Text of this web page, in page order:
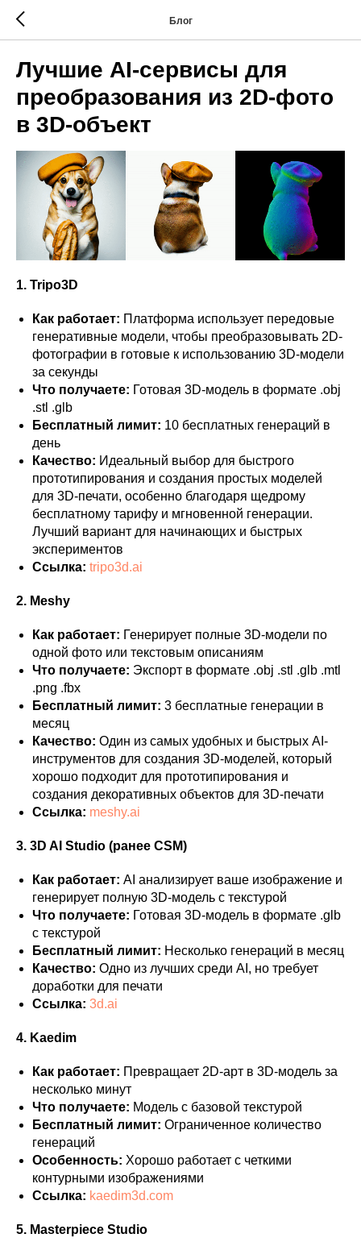
Блог
Лучшие AI-сервисы для
преобразования из 2D-фото
в 3D-объект
1. Tripo3D
Как работает: Платформа использует передовые
генеративные модели, чтобы преобразовывать 2D-
фотографии в готовые к использованию 3D-модели
за секунды
Что получаете: Готовая 3D-модель в формате .obj
.stl .glb
Бесплатный лимит: 10 бесплатных генераций в
день
Качество: Идеальный выбор для быстрого
прототипирования и создания простых моделей
для 3D-печати, особенно благодаря щедрому
бесплатному тарифу и мгновенной генерации.
Лучший вариант для начинающих и быстрых
экспериментов
Ссылка: tripo3d.ai
2. Meshy
Как работает: Генерирует полные 3D-модели по
одной фото или текстовым описаниям
Что получаете: Экспорт в формате .obj .stl .glb .mtl
.png .fbx
Бесплатный лимит: 3 бесплатные генерации в
месяц
Качество: Один из самых удобных и быстрых AI-
инструментов для создания 3D-моделей, который
хорошо подходит для прототипирования и
создания декоративных объектов для 3D-печати
Ссылка: meshy.ai
3. 3D AI Studio (ранее CSM)
Как работает: AI анализирует ваше изображение и
генерирует полную 3D-модель с текстурой
Что получаете: Готовая 3D-модель в формате .glb
с текстурой
Бесплатный лимит: Несколько генераций в месяц
Качество: Одно из лучших среди AI, но требует
доработки для печати
Ссылка: 3d.ai
4. Kaedim
Как работает: Превращает 2D-арт в 3D-модель за
несколько минут
Что получаете: Модель с базовой текстурой
Бесплатный лимит: Ограниченное количество
генераций
Особенность: Хорошо работает с четкими
контурными изображениями
Ссылка: kaedim3d.com
5. Masterpiece Studio